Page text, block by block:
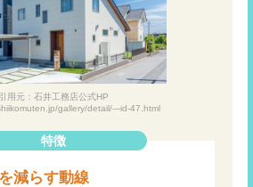
引用元：石井工務店公式HP
gallery/detail/---id-47.html
特徴
減らす動線